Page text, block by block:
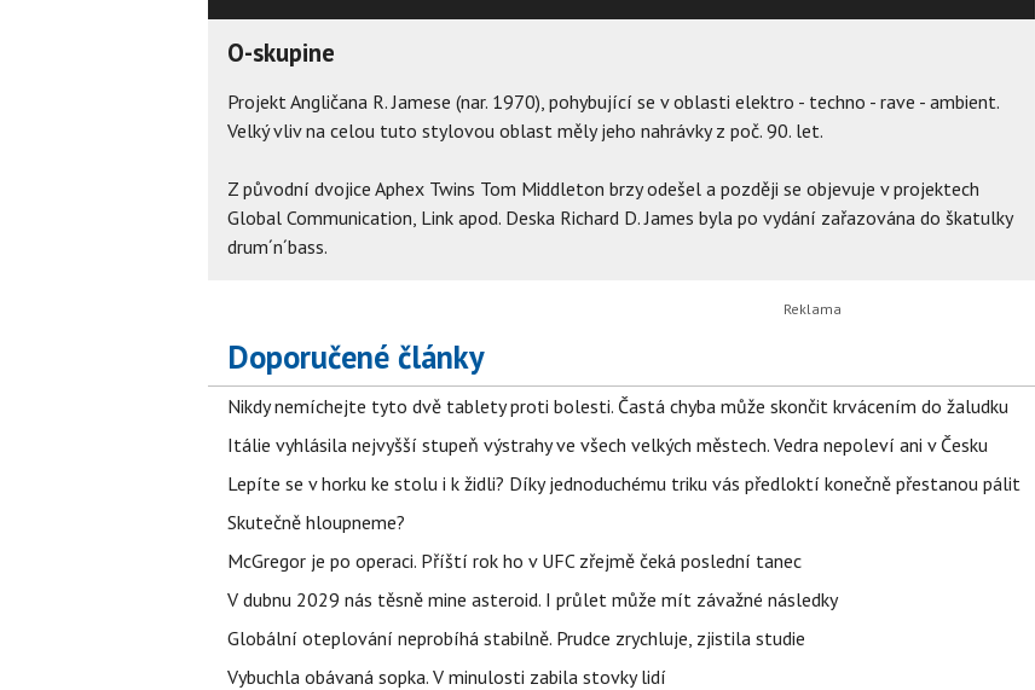
O-skupine
Projekt Angličana R. Jamese (nar. 1970), pohybující se v oblasti elektro - techno - rave - ambient.
Velký vliv na celou tuto stylovou oblast měly jeho nahrávky z poč. 90. let.
Z původní dvojice Aphex Twins Tom Middleton brzy odešel a později se objevuje v projektech
Global Communication, Link apod. Deska Richard D. James byla po vydání zařazována do škatulky
drum´n´bass.
Doporučené články
Nikdy nemíchejte tyto dvě tablety proti bolesti. Častá chyba může skončit krvácením do žaludku
Itálie vyhlásila nejvyšší stupeň výstrahy ve všech velkých městech. Vedra nepoleví ani v Česku
Lepíte se v horku ke stolu i k židli? Díky jednoduchému triku vás předloktí konečně přestanou pálit
Skutečně hloupneme?
McGregor je po operaci. Příští rok ho v UFC zřejmě čeká poslední tanec
V dubnu 2029 nás těsně mine asteroid. I průlet může mít závažné následky
Globální oteplování neprobíhá stabilně. Prudce zrychluje, zjistila studie
Vybuchla obávaná sopka. V minulosti zabila stovky lidí